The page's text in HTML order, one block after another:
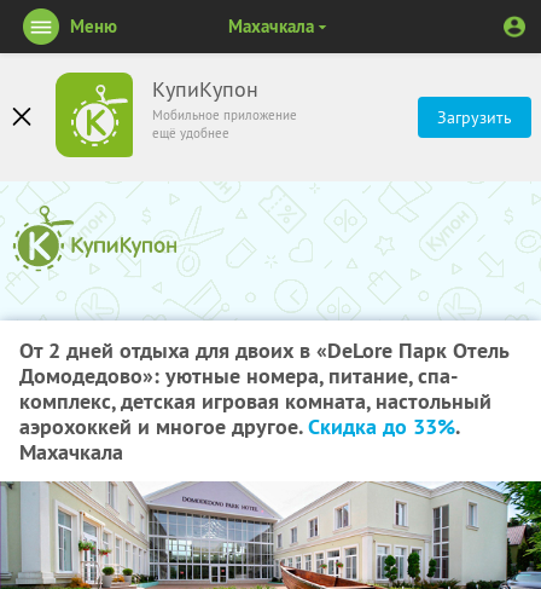
КупиКупон
Мобильное приложение
ещё удобнее
Загрузить
Меню Махачкала
От 2 дней отдыха для двоих в «DeLore Парк Отель
Домодедово»: уютные номера, питание, спа-
комплекс, детская игровая комната, настольный
аэрохоккей и многое другое.Скидка до 33%.
Махачкала